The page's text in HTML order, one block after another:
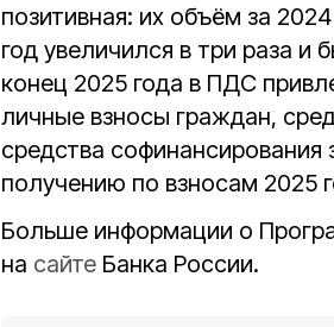
позитивная: их объём за
год увеличился в три раза и
конец 2025 года в ПДС
личные взносы граждан,
средства
получению по взносам 2025
Больше информации о
на сайте Банка России.